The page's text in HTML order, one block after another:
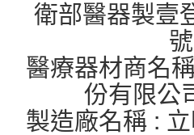
衛部醫器製壹
號
醫療器材商名
份有限公
製造廠名稱 :